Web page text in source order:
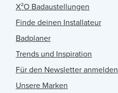
X²O Badaustellungen
Finde deinen Installateur
Badplaner
Trends und Inspiration
Für den Newsletter anmelden
Unsere Marken